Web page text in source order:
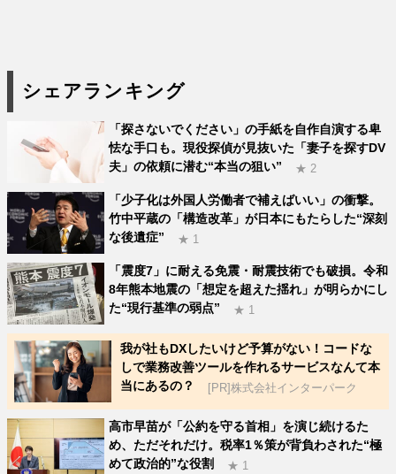
シェアランキング
「探さないでください」の手紙を自作自演する卑
怯な手口も。現役探偵が見抜いた「妻子を探すDV
夫」の依頼に潜む“本当の狙い”
★ 2
「少子化は外国人労働者で補えばいい」の衝撃。
竹中平蔵の「構造改革」が日本にもたらした“深刻
な後遺症”
★ 1
「震度7」に耐える免震・耐震技術でも破損。令和
8年熊本地震の「想定を超えた揺れ」が明らかにし
た“現行基準の弱点”
★ 1
我が社もDXしたいけど予算がない！コードな
しで業務改善ツールを作れるサービスなんて本
当にあるの？
[PR]株式会社インターパーク
高市早苗が「公約を守る首相」を演じ続けるた
め、ただそれだけ。税率1％策が背負わされた“極
めて政治的”な役割
★ 1